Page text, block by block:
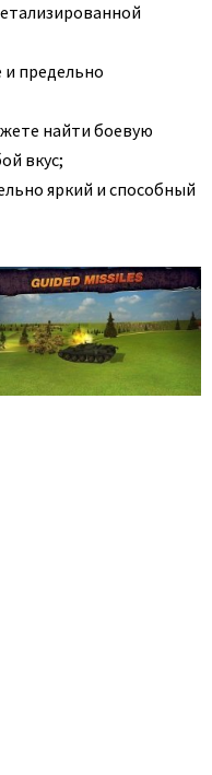
и предельно
найти боевую
вкус;
яркий и способный